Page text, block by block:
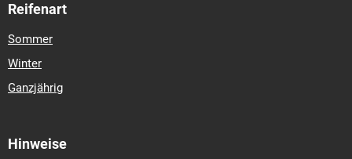
Reifenart
Sommer
Winter
Ganzjährig
Hinweise